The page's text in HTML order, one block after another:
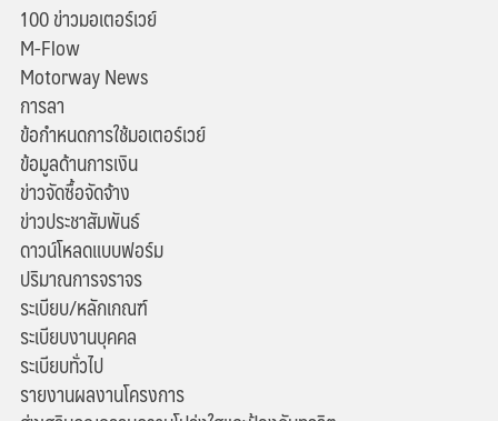
100 ข่าวมอเตอร์เวย์
M-Flow
Motorway News
การลา
ข้อกำหนดการใช้มอเตอร์เวย์
ข้อมูลด้านการเงิน
ข่าวจัดซื้อจัดจ้าง
ข่าวประชาสัมพันธ์
ดาวน์โหลดแบบฟอร์ม
ปริมาณการจราจร
ระเบียบ/หลักเกณฑ์
ระเบียบงานบุคคล
ระเบียบทั่วไป
รายงานผลงานโครงการ